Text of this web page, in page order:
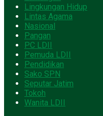
Lingkungan Hidup
Lintas Agama
Nasional
Pangan
PC LDII
Pemuda LDII
Pendidikan
Sako SPN
Seputar Jatim
Tokoh
Wanita LDII